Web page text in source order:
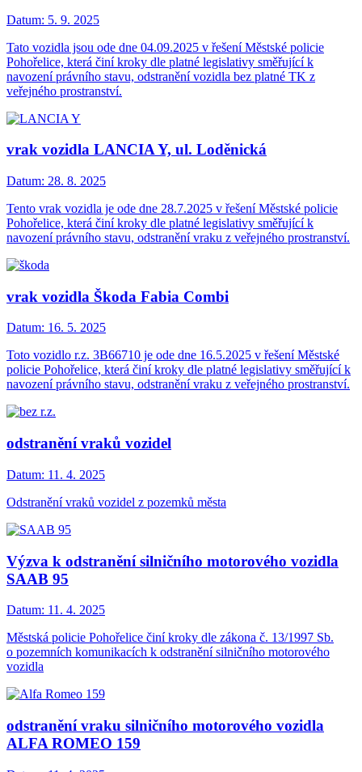
Datum: 5. 9. 2025
Tato vozidla jsou ode dne 04.09.2025 v řešení Městské policie
Pohořelice, která činí kroky dle platné legislativy směřující k
navození právního stavu, odstranění vozidla bez platné TK z
veřejného prostranství.
vrak vozidla LANCIA Y, ul. Loděnická
Datum: 28. 8. 2025
Tento vrak vozidla je ode dne 28.7.2025 v řešení Městské policie
Pohořelice, která činí kroky dle platné legislativy směřující k
navození právního stavu, odstranění vraku z veřejného prostranství.
vrak vozidla Škoda Fabia Combi
Datum: 16. 5. 2025
Toto vozidlo r.z. 3B66710 je ode dne 16.5.2025 v řešení Městské
policie Pohořelice, která činí kroky dle platné legislativy směřující k
navození právního stavu, odstranění vraku z veřejného prostranství.
odstranění vraků vozidel
Datum: 11. 4. 2025
Odstranění vraků vozidel z pozemků města
Výzva k odstranění silničního motorového vozidla
SAAB 95
Datum: 11. 4. 2025
Městská policie Pohořelice činí kroky dle zákona č. 13/1997 Sb.
o pozemních komunikacích k odstranění silničního motorového
vozidla
odstranění vraku silničního motorového vozidla
ALFA ROMEO 159